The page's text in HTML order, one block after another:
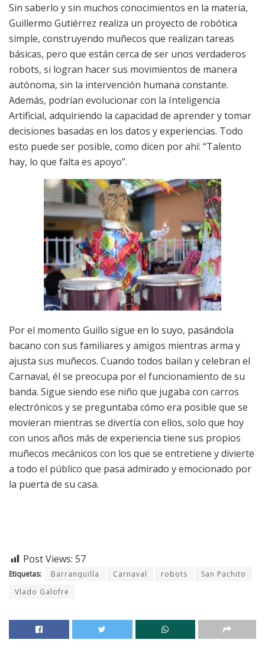
Sin saberlo y sin muchos conocimientos en la materia,
Guillermo Gutiérrez realiza un proyecto de robótica
simple, construyendo muñecos que realizan tareas
básicas, pero que están cerca de ser unos verdaderos
robots, si logran hacer sus movimientos de manera
autónoma, sin la intervención humana constante.
Además, podrían evolucionar con la Inteligencia
Artificial, adquiriendo la capacidad de aprender y tomar
decisiones basadas en los datos y experiencias. Todo
esto puede ser posible, como dicen por ahí: “Talento
hay, lo que falta es apoyo”.
Por el momento Guillo sigue en lo suyo, pasándola
bacano con sus familiares y amigos mientras arma y
ajusta sus muñecos. Cuando todos bailan y celebran el
Carnaval, él se preocupa por el funcionamiento de su
banda. Sigue siendo ese niño que jugaba con carros
electrónicos y se preguntaba cómo era posible que se
movieran mientras se divertía con ellos, solo que hoy
con unos años más de experiencia tiene sus propios
muñecos mecánicos con los que se entretiene y divierte
a todo el público que pasa admirado y emocionado por
la puerta de su casa.
Post Views: 57
Etiquetas: Barranquilla Carnaval robots
San Pachito
Vlado Galofre